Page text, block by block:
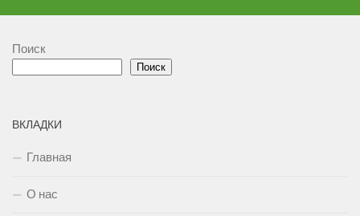
Поиск
Поиск
ВКЛАДКИ
Главная
О нас